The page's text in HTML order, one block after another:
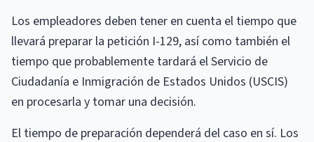
Los empleadores deben tener en cuenta el tiempo que
llevará preparar la petición I-129, así como también el
tiempo que probablemente tardará el Servicio de
Ciudadanía e Inmigración de Estados Unidos (USCIS)
en procesarla y tomar una decisión.
El tiempo de preparación dependerá del caso en sí. Los